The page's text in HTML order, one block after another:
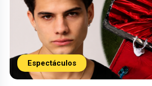
Espectáculos